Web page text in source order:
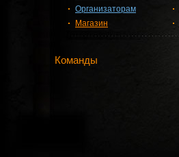
Организаторам
Магазин
Команды